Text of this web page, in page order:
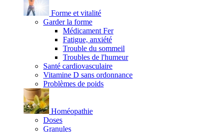
Forme et vitalité
Garder la forme
Médicament Fer
Fatigue, anxiété
Trouble du sommeil
Troubles de l'humeur
Santé cardiovasculaire
Vitamine D sans ordonnance
Problèmes de poids
Homéopathie
Doses
Granules